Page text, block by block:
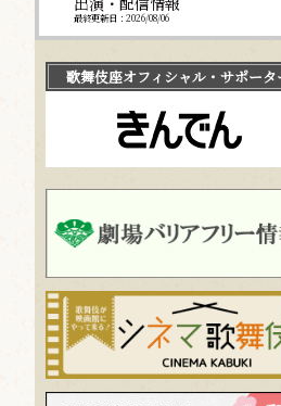
最終更新日：2026/08/06
歌舞伎座オフィシャル・サポータ